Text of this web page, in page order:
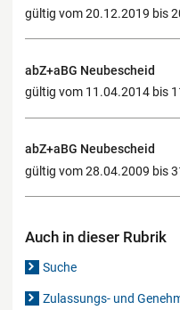
gültig vom 20.12.2019 bis
abZ+aBG Neubescheid
gültig vom 11.04.2014 bis
abZ+aBG Neubescheid
gültig vom 28.04.2009 bis
Auch in dieser Rubrik
Suche
Zulassungs- und